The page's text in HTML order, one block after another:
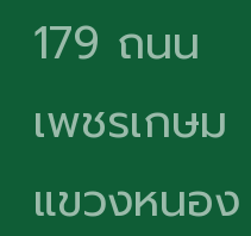
179 ถนน
เพชรเกษม
แขวงหนอง